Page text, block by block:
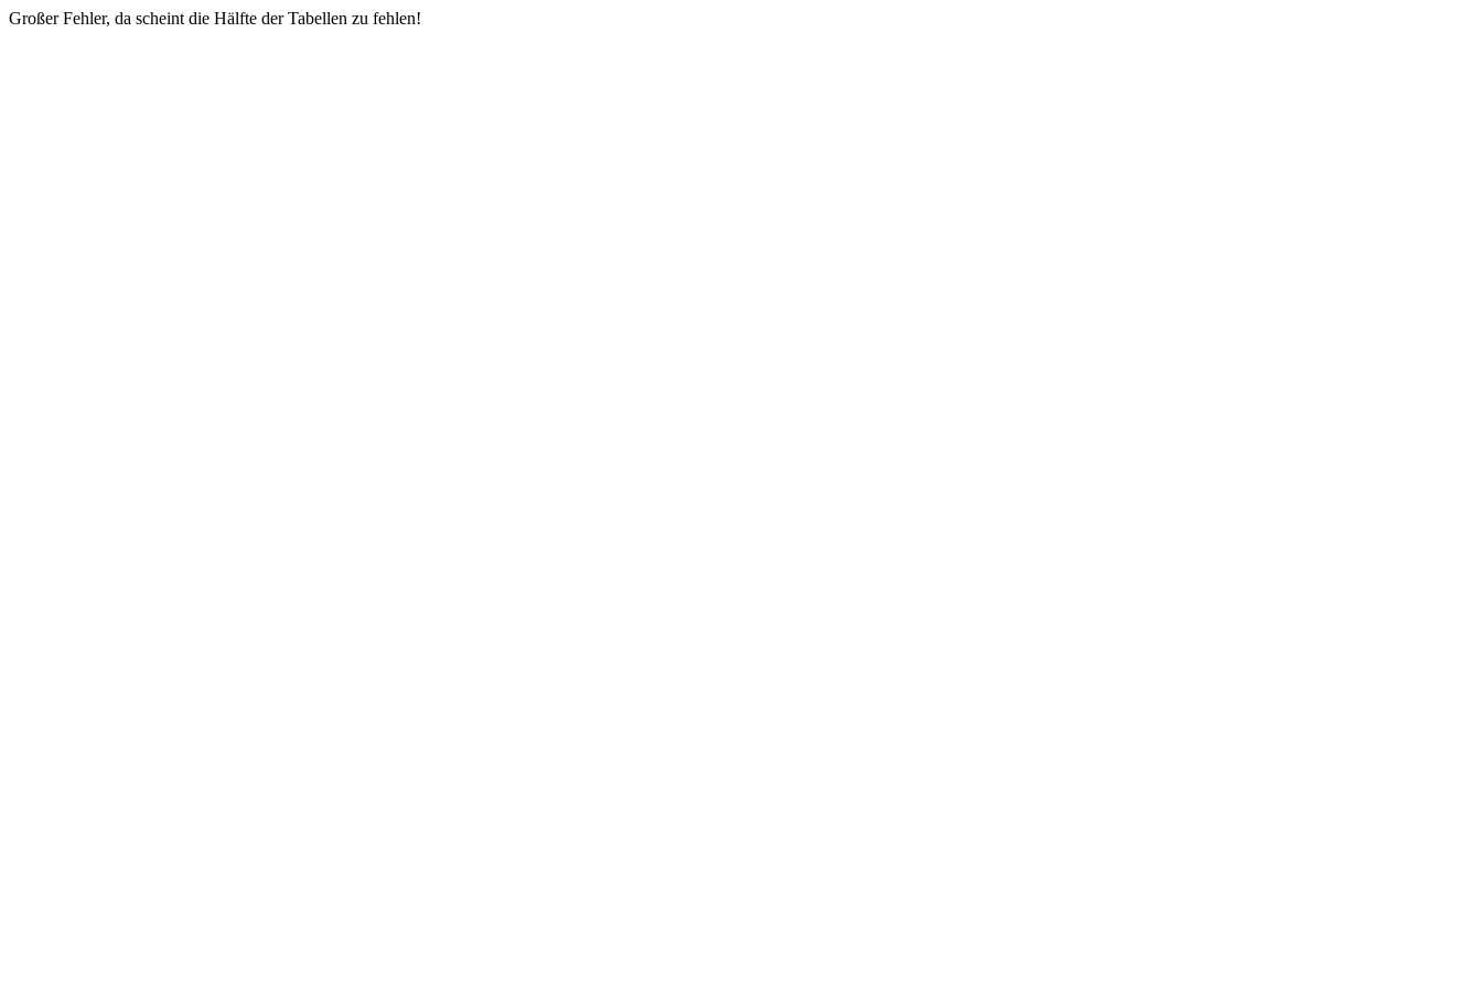
Großer Fehler, da scheint die Hälfte der Tabellen zu fehlen!